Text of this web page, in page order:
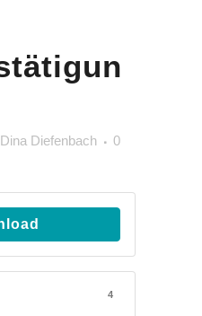
Dina Diefenbach
0
4